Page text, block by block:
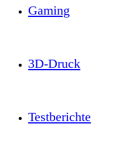
Gaming
3D-Druck
Testberichte